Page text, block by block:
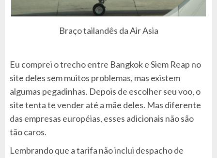
Braço tailandês da Air Asia
Eu comprei o trecho entre Bangkok e Siem Reap no
site deles sem muitos problemas, mas existem
algumas pegadinhas. Depois de escolher seu voo, o
site tenta te vender até a mãe deles. Mas diferente
das empresas européias, esses adicionais não são
tão caros.
Lembrando que a tarifa não inclui despacho de